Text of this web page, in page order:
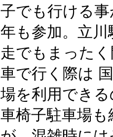
子でも行ける
年も参加。立
走でもまった
車で行く際は
場を利用でき
車椅子駐車場